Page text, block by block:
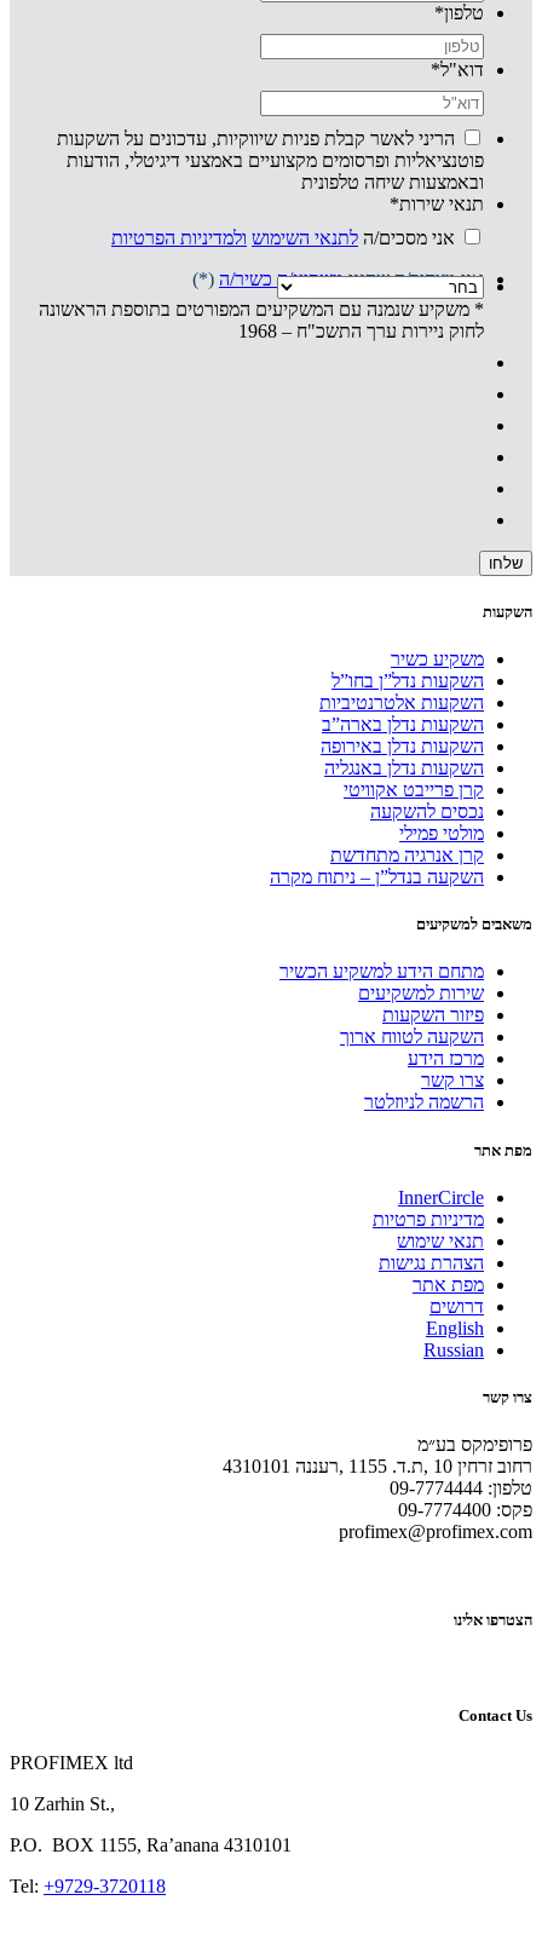
טלפון*
דוא"ל*
הריני לאשר קבלת פניות שיווקיות, עדכונים על השקעות
פוטנציאליות ופרסומים מקצועיים באמצעי דיגיטלי, הודעות
ובאמצעות שיחה טלפונית
תנאי שירות*
אני מסכים/ה לתנאי השימוש ולמדיניות הפרטיות
אני מצהיר/ה שהננימשקיע/ה כשיר/ה (*)
* משקיע שנמנה עם המשקיעים המפורטים בתוספת הראשונה
לחוק ניירות ערך התשכ"ח – 1968
השקעות
משקיע כשיר
השקעות נדל”ן בחו”ל
השקעות אלטרנטיביות
השקעות נדלן בארה”ב
השקעות נדלן באירופה
השקעות נדלן באנגליה
קרן פרייבט אקוויטי
נכסים להשקעה
מולטי פמילי
קרן אנרגיה מתחדשת
השקעה בנדל”ן – ניתוח מקרה
משאבים למשקיעים
מתחם הידע למשקיע הכשיר
שירות למשקיעים
פיזור השקעות
השקעה לטווח ארוך
מרכז הידע
צרו קשר
הרשמה לניוזלטר
מפת אתר
InnerCircle
מדיניות פרטיות
תנאי שימוש
הצהרת נגישות
מפת אתר
דרושים
English
Russian
צרו קשר
פרופימקס בע״מ
רחוב זרחין 10 ,ת.ד. 1155 ,רעננה 4310101
טלפון: 09-7774444
פקס: 09-7774400
profimex@profimex.com
הצטרפו אלינו
Contact Us
PROFIMEX ltd
10 Zarhin St.,
P.O. BOX 1155, Ra’anana 4310101
Tel: +9729-3720118